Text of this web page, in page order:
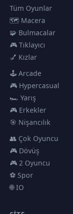
Tüm Oyunlar
🗺️ Macera
🧩 Bulmacalar
🎮 Tıklayıcı
💅 Kızlar
🕹️ Arcade
🎮 Hypercasual
🏎️ Yarış
🎮 Erkekler
🎯 Nişancılık
👥 Çok Oyuncu
🎮 Dövüş
🎮 2 Oyuncu
⚽ Spor
🌐 IO